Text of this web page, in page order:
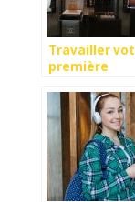
Travailler
première
soignant votre
devanture!